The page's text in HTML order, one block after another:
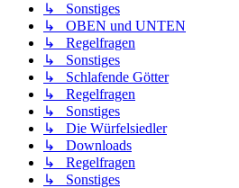
↳ Sonstiges
↳ OBEN und UNTEN
↳ Regelfragen
↳ Sonstiges
↳ Schlafende Götter
↳ Regelfragen
↳ Sonstiges
↳ Die Würfelsiedler
↳ Downloads
↳ Regelfragen
↳ Sonstiges